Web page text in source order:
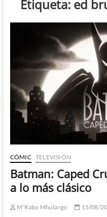
Etiqueta: ed
CÓMIC TELEVISIÓN
Batman: Caped
a lo más clásico
M'Rabo Mhulargo 15/08/